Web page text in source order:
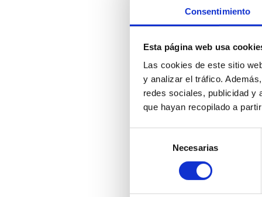
Consentimiento
Esta página web usa
Las cookies de este sitio
y analizar el tráfico.
redes sociales, publicidad y
que hayan recopilado a
S
ó
Necesarias